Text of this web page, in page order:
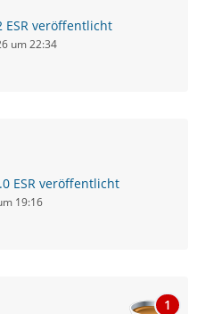
veröffentlicht
um 22:34
ESR veröffentlicht
19:16
1